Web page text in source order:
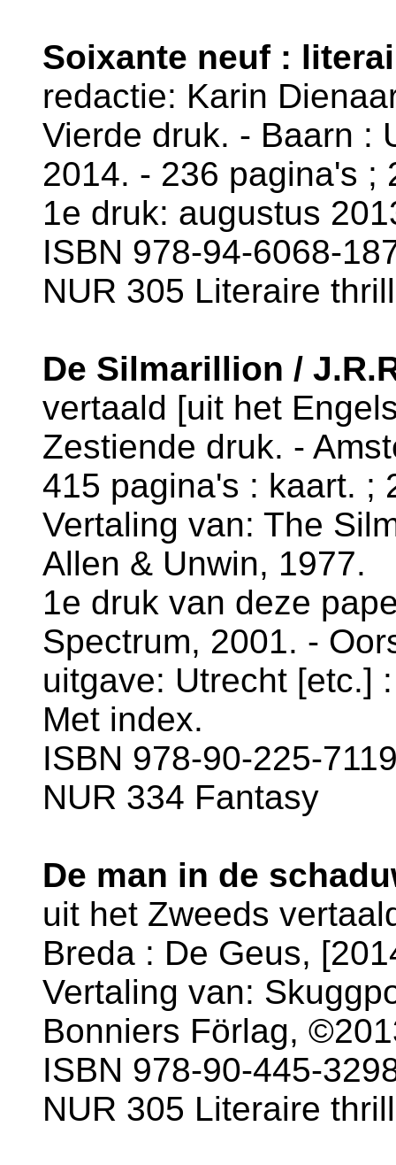
Soixante neuf :
redactie: Karin
Vierde druk. - Baarn :
2014. - 236 pagina's ;
1e druk: augustus
ISBN 978-94-6068-
NUR 305 Literaire
De Silmarillion /
vertaald [uit het
Zestiende druk. -
415 pagina's : kaart. ;
Vertaling van: The
Allen & Unwin, 1977.
1e druk van deze
Spectrum, 2001. -
uitgave: Utrecht [etc.]
Met index.
ISBN 978-90-225-
NUR 334 Fantasy
De man in de
uit het Zweeds
Breda : De Geus,
Vertaling van:
Bonniers Förlag,
ISBN 978-90-445-
NUR 305 Literaire